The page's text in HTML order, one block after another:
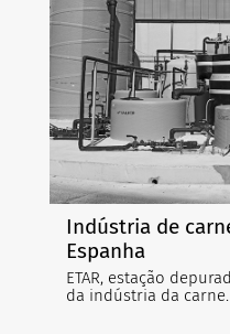
Indústria de
Espanha
ETAR, estação
da indústria da carne.